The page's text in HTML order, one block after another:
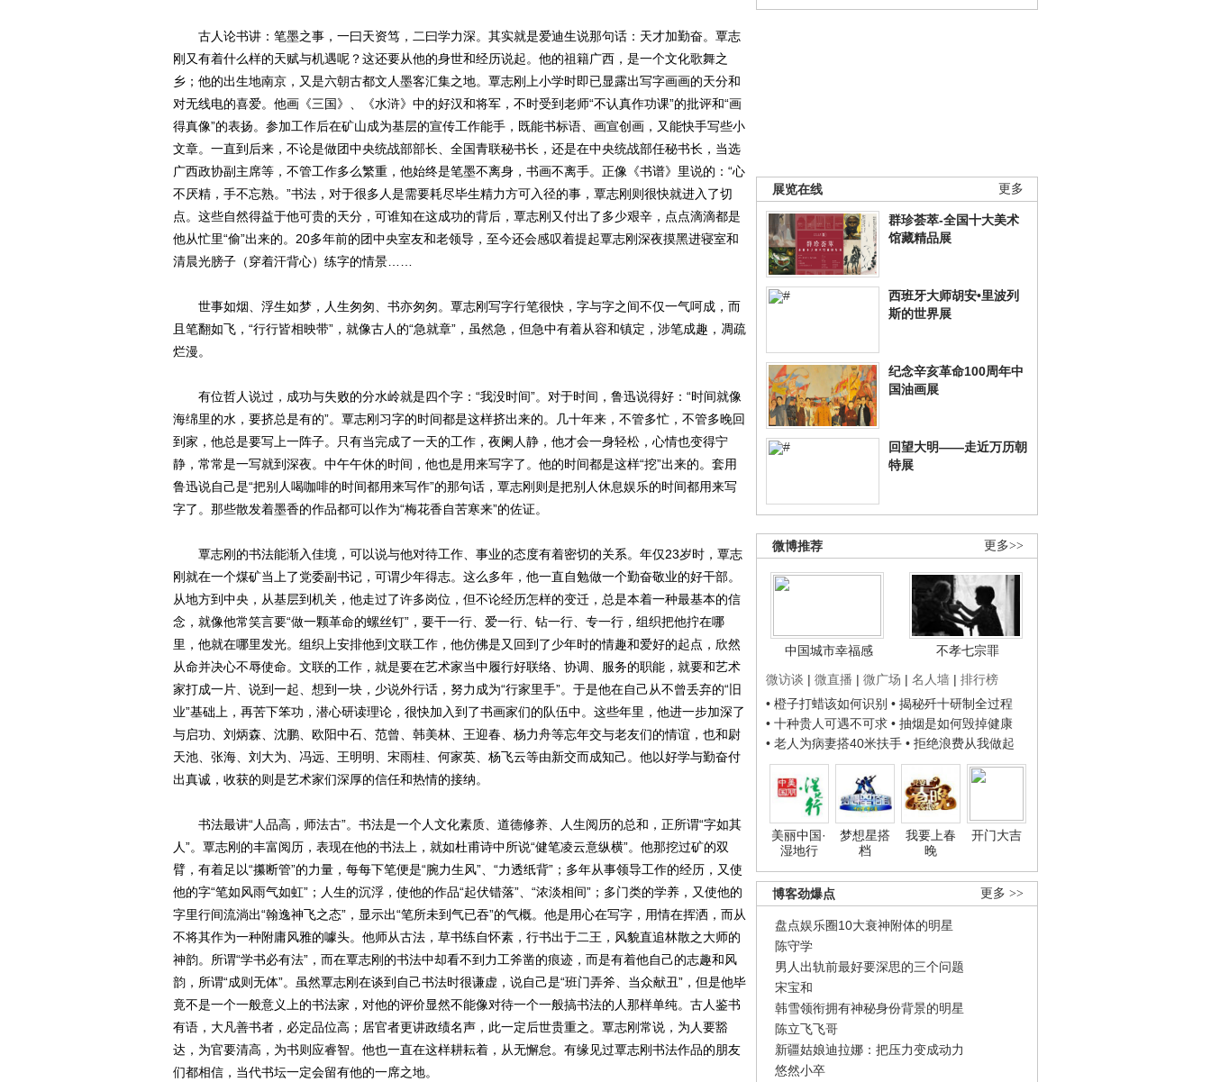
更多
展览在线
群珍荟萃-全国十大美术
馆藏精品展
西班牙大师胡安•里波列
斯的世界展
纪念辛亥革命100周年中
国油画展
回望大明——走近万历朝
特展
更多>>
微博推荐
中国城市幸福感
不孝七宗罪
微访谈 | 微直播 | 微广场 | 名人墙 | 排行榜
• 橙子打蜡该如何识别 • 揭秘歼十研制全过程
• 十种贵人可遇不可求 • 抽烟是如何毁掉健康
• 老人为病妻搭40米扶手 • 拒绝浪费从我做起
美丽中国·
湿地行
梦想星搭
档
我要上春
晚
开门大吉
更多 >>
博客劲爆点
盘点娱乐圈10大衰神附体的明星
陈守学
男人出轨前最好要深思的三个问题
宋宝和
韩雪领衔拥有神秘身份背景的明星
陈立飞飞哥
新疆姑娘迪拉娜：把压力变成动力
悠然小卒
古人论书讲：笔墨之事，一曰天资笃，二曰学力深。其实就是爱迪生说那句话：天才加勤奋。覃志
刚又有着什么样的天赋与机遇呢？这还要从他的身世和经历说起。他的祖籍广西，是一个文化歌舞之
乡；他的出生地南京，又是六朝古都文人墨客汇集之地。覃志刚上小学时即已显露出写字画画的天分和
对无线电的喜爱。他画《三国》、《水浒》中的好汉和将军，不时受到老师“不认真作功课”的批评和“画
得真像”的表扬。参加工作后在矿山成为基层的宣传工作能手，既能书标语、画宣创画，又能快手写些小
文章。一直到后来，不论是做团中央统战部部长、全国青联秘书长，还是在中央统战部任秘书长，当选
广西政协副主席等，不管工作多么繁重，他始终是笔墨不离身，书画不离手。正像《书谱》里说的：“心
不厌精，手不忘熟。”书法，对于很多人是需要耗尽毕生精力方可入径的事，覃志刚则很快就进入了切
点。这些自然得益于他可贵的天分，可谁知在这成功的背后，覃志刚又付出了多少艰辛，点点滴滴都是
他从忙里“偷”出来的。20多年前的团中央室友和老领导，至今还会感叹着提起覃志刚深夜摸黑进寝室和
清晨光膀子（穿着汗背心）练字的情景……
世事如烟、浮生如梦，人生匆匆、书亦匆匆。覃志刚写字行笔很快，字与字之间不仅一气呵成，而
且笔翻如飞，“行行皆相映带”，就像古人的“急就章”，虽然急，但急中有着从容和镇定，涉笔成趣，凋疏
烂漫。
有位哲人说过，成功与失败的分水岭就是四个字：“我没时间”。对于时间，鲁迅说得好：“时间就像
海绵里的水，要挤总是有的”。覃志刚习字的时间都是这样挤出来的。几十年来，不管多忙，不管多晚回
到家，他总是要写上一阵子。只有当完成了一天的工作，夜阑人静，他才会一身轻松，心情也变得宁
静，常常是一写就到深夜。中午午休的时间，他也是用来写字了。他的时间都是这样“挖”出来的。套用
鲁迅说自己是“把别人喝咖啡的时间都用来写作”的那句话，覃志刚则是把别人休息娱乐的时间都用来写
字了。那些散发着墨香的作品都可以作为“梅花香自苦寒来”的佐证。
覃志刚的书法能渐入佳境，可以说与他对待工作、事业的态度有着密切的关系。年仅23岁时，覃志
刚就在一个煤矿当上了党委副书记，可谓少年得志。这么多年，他一直自勉做一个勤奋敬业的好干部。
从地方到中央，从基层到机关，他走过了许多岗位，但不论经历怎样的变迁，总是本着一种最基本的信
念，就像他常笑言要“做一颗革命的螺丝钉”，要干一行、爱一行、钻一行、专一行，组织把他拧在哪
里，他就在哪里发光。组织上安排他到文联工作，他仿佛是又回到了少年时的情趣和爱好的起点，欣然
从命并决心不辱使命。文联的工作，就是要在艺术家当中履行好联络、协调、服务的职能，就要和艺术
家打成一片、说到一起、想到一块，少说外行话，努力成为“行家里手”。于是他在自己从不曾丢弃的“旧
业”基础上，再苦下笨功，潜心研读理论，很快加入到了书画家们的队伍中。这些年里，他进一步加深了
与启功、刘炳森、沈鹏、欧阳中石、范曾、韩美林、王迎春、杨力舟等忘年交与老友们的情谊，也和尉
天池、张海、刘大为、冯远、王明明、宋雨桂、何家英、杨飞云等由新交而成知己。他以好学与勤奋付
出真诚，收获的则是艺术家们深厚的信任和热情的接纳。
书法最讲“人品高，师法古”。书法是一个人文化素质、道德修养、人生阅历的总和，正所谓“字如其
人”。覃志刚的丰富阅历，表现在他的书法上，就如杜甫诗中所说“健笔凌云意纵横”。他那挖过矿的双
臂，有着足以“攥断管”的力量，每每下笔便是“腕力生风”、“力透纸背”；多年从事领导工作的经历，又使
他的字“笔如风雨气如虹”；人生的沉浮，使他的作品“起伏错落”、“浓淡相间”；多门类的学养，又使他的
字里行间流淌出“翰逸神飞之态”，显示出“笔所未到气已吞”的气概。他是用心在写字，用情在挥洒，而从
不将其作为一种附庸风雅的噱头。他师从古法，草书练自怀素，行书出于二王，风貌直追林散之大师的
神韵。所谓“学书必有法”，而在覃志刚的书法中却看不到力工斧凿的痕迹，而是有着他自己的志趣和风
韵，所谓“成则无体”。虽然覃志刚在谈到自己书法时很谦虚，说自己是“班门弄斧、当众献丑”，但是他毕
竟不是一个一般意义上的书法家，对他的评价显然不能像对待一个一般搞书法的人那样单纯。古人鉴书
有语，大凡善书者，必定品位高；居官者更讲政绩名声，此一定后世贵重之。覃志刚常说，为人要豁
达，为官要清高，为书则应睿智。他也一直在这样耕耘着，从无懈怠。有缘见过覃志刚书法作品的朋友
们都相信，当代书坛一定会留有他的一席之地。